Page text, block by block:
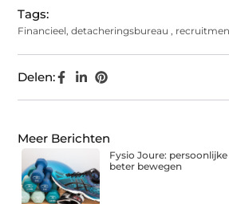
Tags:
Financieel,detacheringsbureau ,
Delen:
Meer Berichten
Fysio Joure:
beter bewegen